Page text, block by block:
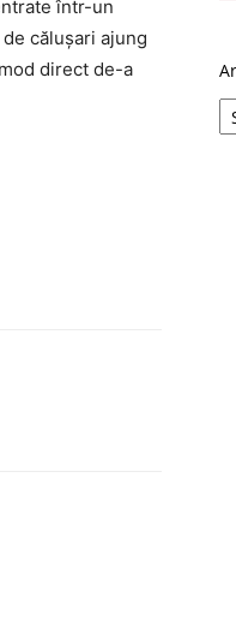
într-un
călușari ajung
direct de-a